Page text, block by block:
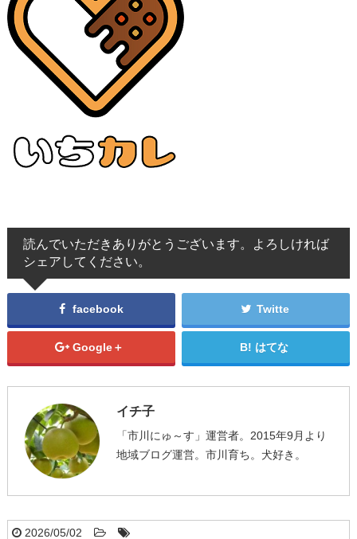
読んでいただきありがとうございます。よろしければ
シェアしてください。
facebook Twitte
Google＋ はてな
イチ子
「市川にゅ～す」運営者。2015年9月より
地域ブログ運営。市川育ち。犬好き。
2026/05/02